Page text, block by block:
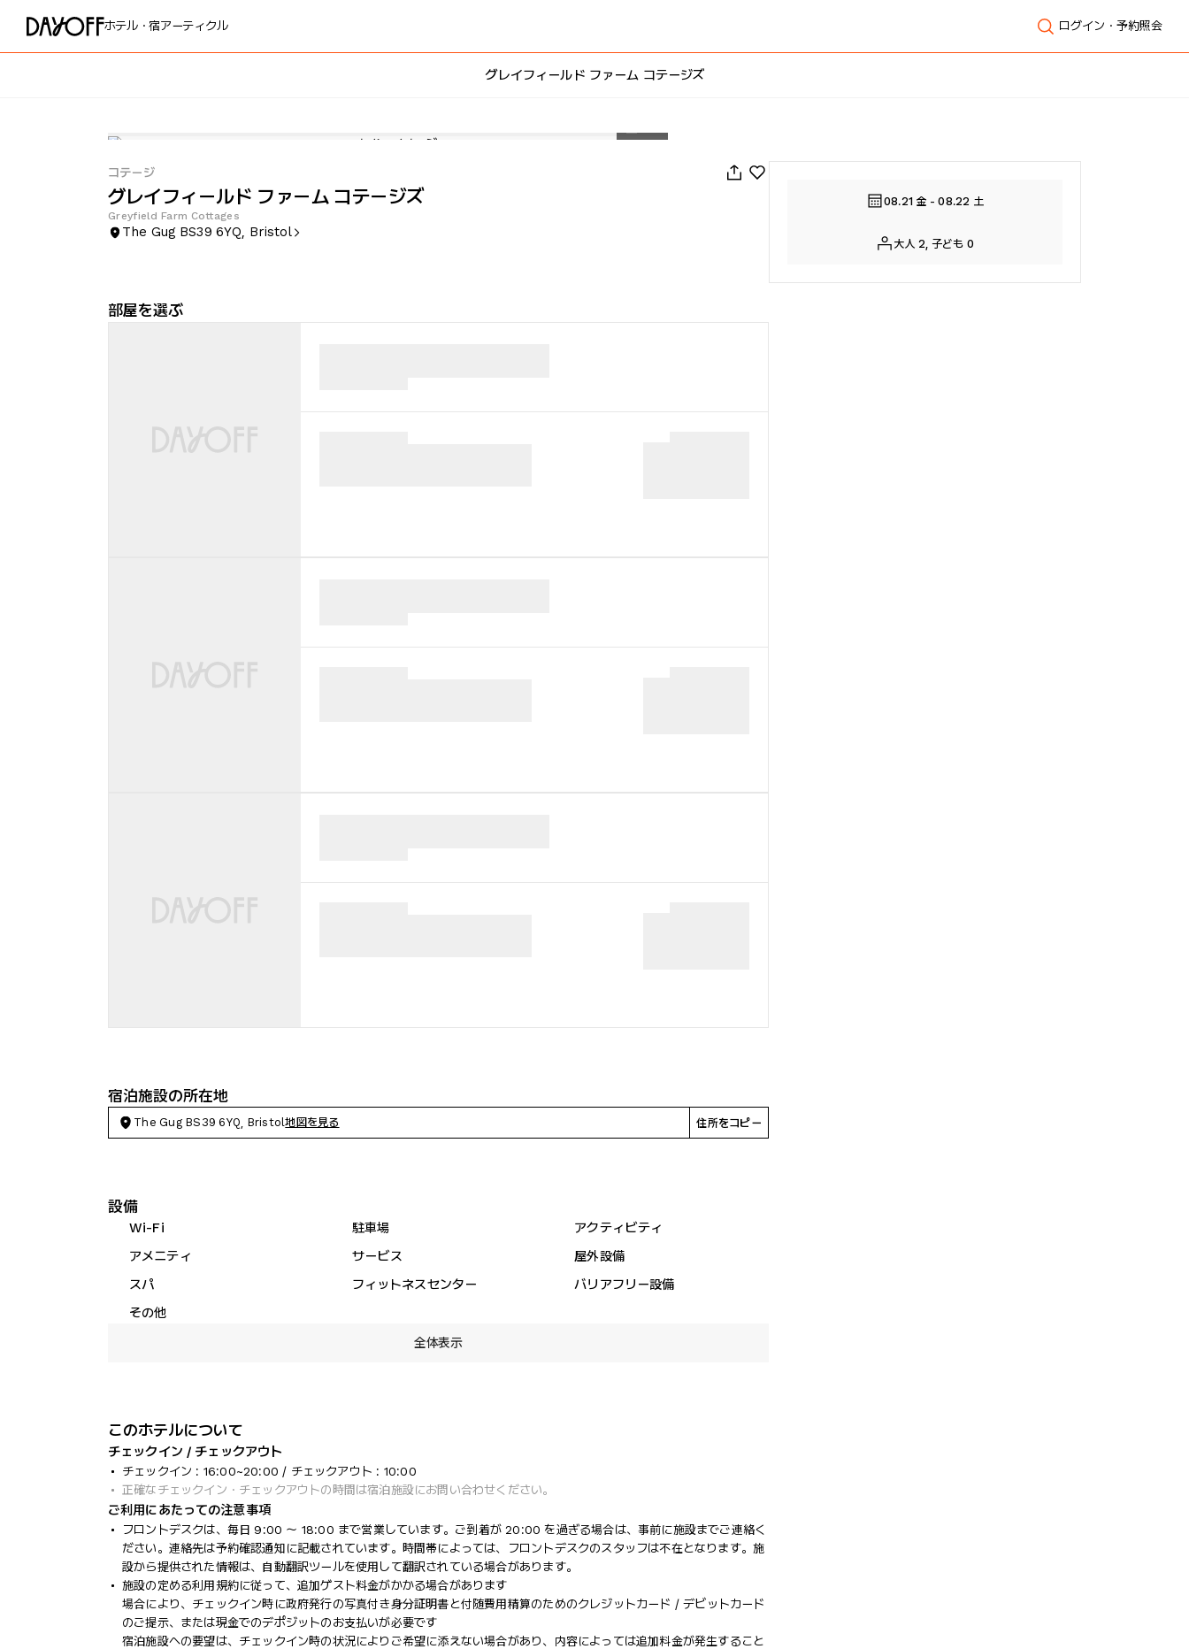
ホテル・宿アーティクル ログイン・予約照会
グレイフィールド ファーム コテージズ
コテージ
グレイフィールド ファーム コテージズ
Greyfield Farm Cottages
The Gug BS39 6YQ, Bristol
部屋を選ぶ
宿泊施設の所在地
The Gug BS39 6YQ, Bristol地図を見る 住所をコピー
設備
Wi-Fi 駐車場
アクティビティ
アメニティ
サービス
屋外設備
スパ
フィットネスセンター
バリアフリー設備
その他
全体表示
このホテルについて
チェックイン / チェックアウト
チェックイン : 16:00~20:00 / チェックアウト : 10:00
正確なチェックイン・チェックアウトの時間は宿泊施設にお問い合わせください。
ご利用にあたっての注意事項
フロントデスクは、毎日 9:00 ～ 18:00 まで営業しています。ご到着が 20:00 を過ぎる場合は、事前に施設までご連絡く
ださい。連絡先は予約確認通知に記載されています。時間帯によっては、フロントデスクのスタッフは不在となります。施
設から提供された情報は、自動翻訳ツールを使用して翻訳されている場合があります。
施設の定める利用規約に従って、追加ゲスト料金がかかる場合があります
場合により、チェックイン時に政府発行の写真付き身分証明書と付随費用精算のためのクレジットカード / デビットカード
のご提示、または現金でのデポジットのお支払いが必要です
宿泊施設への要望は、チェックイン時の状況によりご希望に添えない場合があり、内容によっては追加料金が発生すること
08.21 金 - 08.22 土
大人 2, 子ども 0